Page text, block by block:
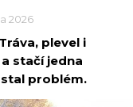
2026
plevel i
stačí jedna
problém.